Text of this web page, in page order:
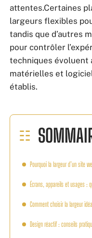
attentes.Certaines
largeurs flexibles
tandis que d’autres
pour contrôler
techniques évoluent
matérielles et
établis.
Pourquoi la largeur d’un site
Écrans, appareils et usages :
Comment choisir la largeur
Design réactif : conseils